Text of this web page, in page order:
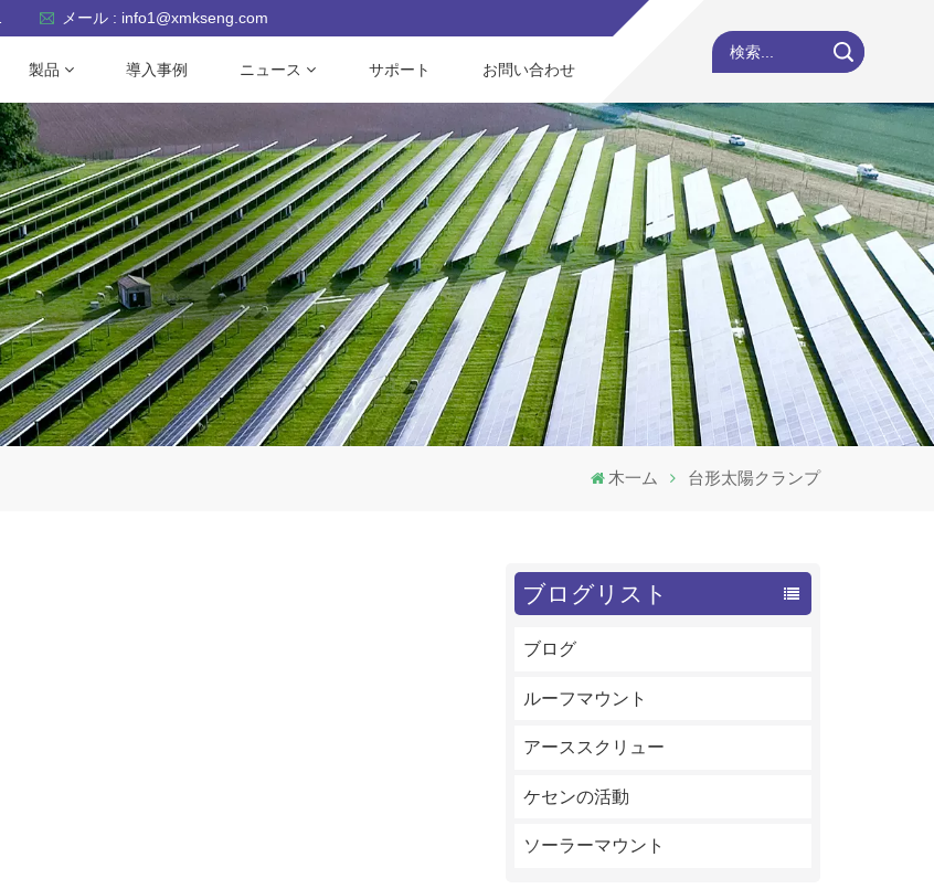
メール : info1@xmkseng.com
製品 導入事例 ニュース サポート お問い合わせ
検索...
木一ム 台形太陽クランプ
ブログリスト
ブログ
ルーフマウント
アーススクリュー
ケセンの活動
ソーラーマウント